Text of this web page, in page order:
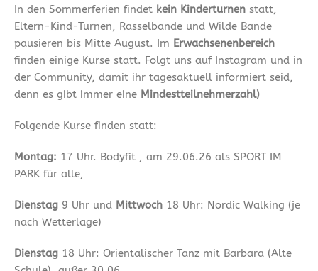
In den Sommerferien findet kein Kinderturnen statt,
Eltern-Kind-Turnen, Rasselbande und Wilde Bande
pausieren bis Mitte August. Im Erwachsenenbereich
finden einige Kurse statt. Folgt uns auf Instagram und in
der Community, damit ihr tagesaktuell informiert seid,
denn es gibt immer eine Mindestteilnehmerzahl)
Folgende Kurse finden statt:
Montag: 17 Uhr. Bodyfit , am 29.06.26 als SPORT IM
PARK für alle,
Dienstag 9 Uhr und Mittwoch 18 Uhr: Nordic Walking (je
nach Wetterlage)
Dienstag 18 Uhr: Orientalischer Tanz mit Barbara (Alte